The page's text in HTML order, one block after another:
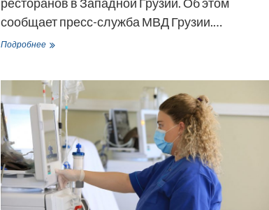
сообщает пресс-служба МВД Грузии.…
ПодробнееПоножовщина
в
Западной
Грузии
–
четверо
человек
ранены,
один
задержан